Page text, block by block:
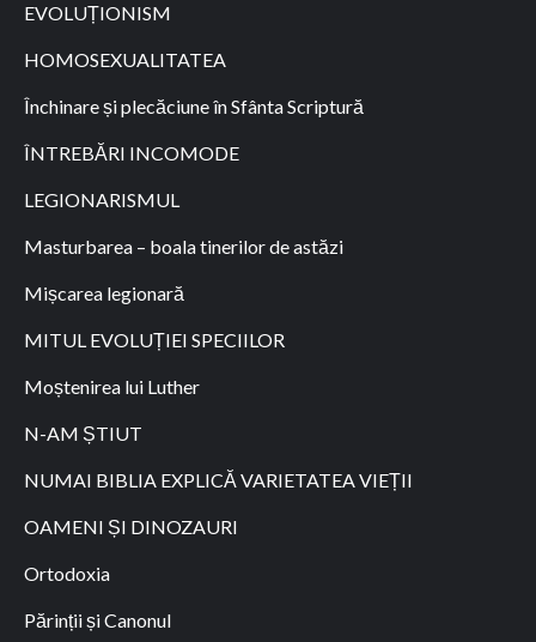
EVOLUȚIONISM
HOMOSEXUALITATEA
Închinare și plecăciune în Sfânta Scriptură
ÎNTREBĂRI INCOMODE
LEGIONARISMUL
Masturbarea – boala tinerilor de astăzi
Mișcarea legionară
MITUL EVOLUȚIEI SPECIILOR
Moștenirea lui Luther
N-AM ȘTIUT
NUMAI BIBLIA EXPLICĂ VARIETATEA VIEȚII
OAMENI ȘI DINOZAURI
Ortodoxia
Părinții și Canonul